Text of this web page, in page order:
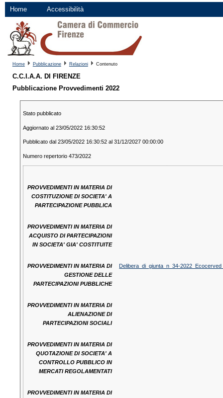
Home Accessibilità
Home Pubblicazione Relazioni Contenuto
C.C.I.A.A. DI FIRENZE
Pubblicazione Provvedimenti 2022
Stato pubblicato
Aggiornato al 23/05/2022 16:30:52
Pubblicato dal 23/05/2022 16:30:52 al 31/12/2027 00:00:00
Numero repertorio 473/2022
PROVVEDIMENTI IN MATERIA DI
COSTITUZIONE DI SOCIETA' A
PARTECIPAZIONE PUBBLICA
PROVVEDIMENTI IN MATERIA DI
ACQUISTO DI PARTECIPAZIONI
IN SOCIETA' GIA' COSTITUITE
PROVVEDIMENTI IN MATERIA DI
GESTIONE DELLE
PARTECIPAZIONI PUBBLICHE
Delibera_di_giunta_n_34-
PROVVEDIMENTI IN MATERIA DI
ALIENAZIONE DI
PARTECIPAZIONI SOCIALI
PROVVEDIMENTI IN MATERIA DI
QUOTAZIONE DI SOCIETA' A
CONTROLLO PUBBLICO IN
MERCATI REGOLAMENTATI
PROVVEDIMENTI IN MATERIA DI